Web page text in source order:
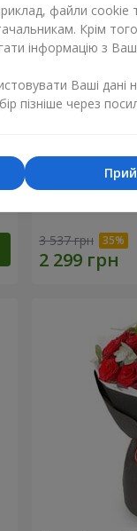
3 537 грн
файли cookie
Крім
інформацію з
Ваші дані
пізніше через